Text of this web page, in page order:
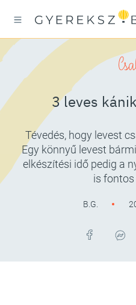
3 leves
Tévedés, hogy levest
Egy könnyű levest
elkészítési idő pedig a
is fontos
B.G.